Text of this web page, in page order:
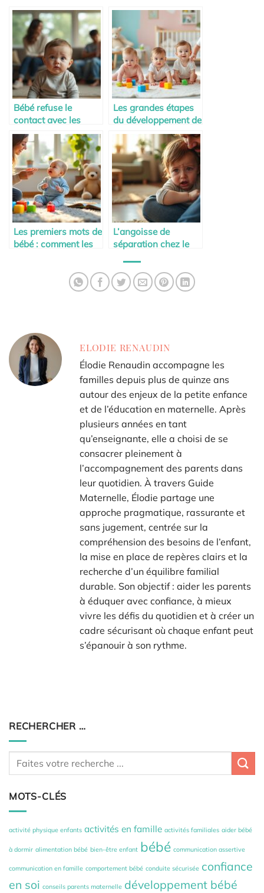
Bébé refuse le
contact avec les
autres
Les grandes étapes
du développement de
bébé
Les premiers mots de
bébé : comment les
L’angoisse de
séparation chez le
ELODIE RENAUDIN
Élodie Renaudin accompagne les
familles depuis plus de quinze ans
autour des enjeux de la petite enfance
et de l’éducation en maternelle. Après
plusieurs années en tant
qu’enseignante, elle a choisi de se
consacrer pleinement à
l’accompagnement des parents dans
leur quotidien. À travers Guide
Maternelle, Élodie partage une
approche pragmatique, rassurante et
sans jugement, centrée sur la
compréhension des besoins de l’enfant,
la mise en place de repères clairs et la
recherche d’un équilibre familial
durable. Son objectif : aider les parents
à éduquer avec confiance, à mieux
vivre les défis du quotidien et à créer un
cadre sécurisant où chaque enfant peut
s’épanouir à son rythme.
RECHERCHER …
MOTS-CLÉS
activité physique enfants activités en famille activités familiales aider bébé
à dormir alimentation bébé bien-être enfant bébé communication assertive
communication en famille comportement bébé conduite sécurisée confiance
en soi conseils parents maternelle développement bébé